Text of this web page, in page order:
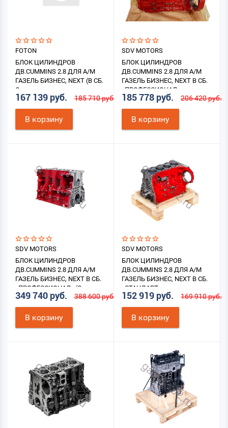
FOTON
БЛОК ЦИЛИНДРОВ
ДВ.CUMMINS 2.8 ДЛЯ А/М
ГАЗЕЛЬ БИЗНЕС, NEXT (В СБ.
С
КОЛЕНВАЛОМ+ШАТУНАМИ+ПОРШНЯМИ+ВКЛАДЫШАМИ)
167 139 руб. 185 710 руб.
В корзину
SDV MOTORS
БЛОК ЦИЛИНДРОВ
ДВ.CUMMINS 2.8 ДЛЯ А/М
ГАЗЕЛЬ БИЗНЕС, NEXT В СБ.
«ПРОФЕССИОНАЛ»
185 778 руб. 206 420 руб.
В корзину
SDV MOTORS
БЛОК ЦИЛИНДРОВ
ДВ.CUMMINS 2.8 ДЛЯ А/М
ГАЗЕЛЬ БИЗНЕС, NEXT В СБ.
«ПРОФЕССИОНАЛ» (С
ГОЛОВКОЙ БЛОКА)
349 740 руб. 388 600 руб.
В корзину
SDV MOTORS
БЛОК ЦИЛИНДРОВ
ДВ.CUMMINS 2.8 ДЛЯ А/М
ГАЗЕЛЬ БИЗНЕС, NEXT В СБ.
«СТАНДАРТ»
152 919 руб. 169 910 руб.
В корзину